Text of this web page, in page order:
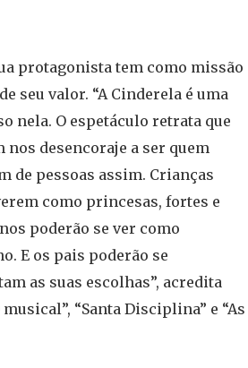
protagonista tem como missão
seu valor. “A Cinderela é uma
nela. O espetáculo retrata que
desencoraje a ser quem
de pessoas assim. Crianças
como princesas, fortes e
poderão se ver como
E os pais poderão se
as suas escolhas”, acredita
“Santa Disciplina” e “As